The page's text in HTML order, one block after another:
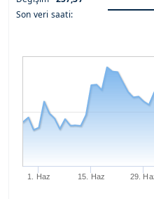
Son veri saati:
1. Haz 15. Haz 29.